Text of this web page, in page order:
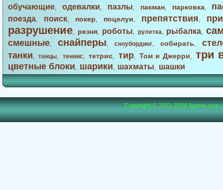
обучающие, одевалки, пазлы, пакман, парковка,
поезда, поиск, покер, поцелуи, препятствия,
разрушение, резня, роботы, рулетка, рыбалка,
смешные, снайперы, сноубординг, собирать,
танки,танцы, теннис,тетрис, тир,Том и Джерри, три
цветные блоки, шарики, шахматы, шашки
Copyright © 2011-2026